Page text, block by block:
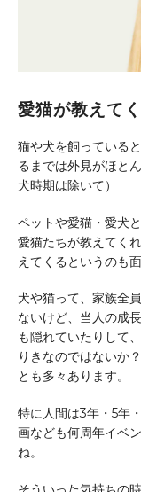
愛猫が教えて
猫や犬を飼っている
るまでは外見がほと
犬時期は除いて）
ペットや愛猫・愛犬
愛猫たちが教えてく
えてくるというのも
犬や猫って、家族全
ないけど、当人の成
も隠れていたりして
りきなのではないか
とも多々あります。
特に人間は3年・5年
画なども何周年イベ
ね。